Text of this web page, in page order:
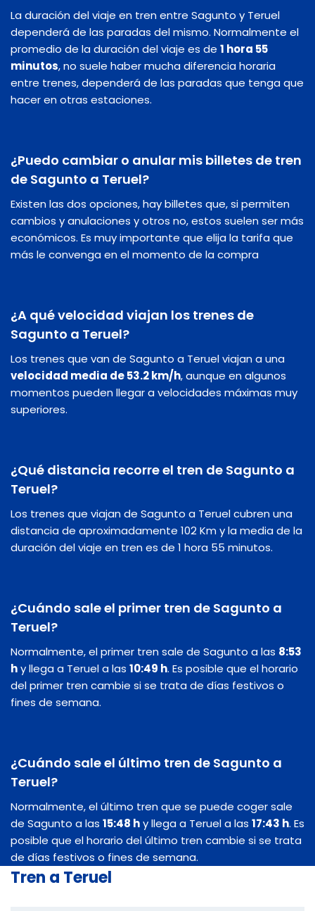
La duración del viaje en tren entre Sagunto y Teruel
dependerá de las paradas del mismo. Normalmente el
promedio de la duración del viaje es de 1 hora 55
minutos, no suele haber mucha diferencia horaria
entre trenes, dependerá de las paradas que tenga que
hacer en otras estaciones.
¿Puedo cambiar o anular mis billetes de tren
de Sagunto a Teruel?
Existen las dos opciones, hay billetes que, si permiten
cambios y anulaciones y otros no, estos suelen ser más
económicos. Es muy importante que elija la tarifa que
más le convenga en el momento de la compra
¿A qué velocidad viajan los trenes de
Sagunto a Teruel?
Los trenes que van de Sagunto a Teruel viajan a una
velocidad media de 53.2 km/h, aunque en algunos
momentos pueden llegar a velocidades máximas muy
superiores.
¿Qué distancia recorre el tren de Sagunto a
Teruel?
Los trenes que viajan de Sagunto a Teruel cubren una
distancia de aproximadamente 102 Km y la media de la
duración del viaje en tren es de 1 hora 55 minutos.
¿Cuándo sale el primer tren de Sagunto a
Teruel?
Normalmente, el primer tren sale de Sagunto a las 8:53
hy llega a Teruel a las 10:49 h. Es posible que el horario
del primer tren cambie si se trata de días festivos o
fines de semana.
¿Cuándo sale el último tren de Sagunto a
Teruel?
Normalmente, el último tren que se puede coger sale
de Sagunto a las 15:48 hy llega a Teruel a las 17:43 h. Es
posible que el horario del último tren cambie si se trata
de días festivos o fines de semana.
Tren a Teruel